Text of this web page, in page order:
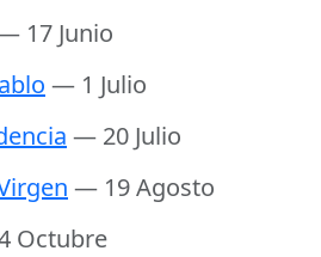
17 Junio
— 1 Julio
— 20 Julio
— 19 Agosto
Octubre